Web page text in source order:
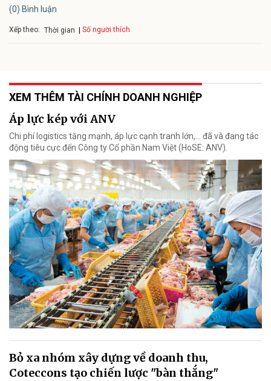
(0) Bình luận
Xếp theo: Thời gian Số người thích
XEM THÊM TÀI CHÍNH DOANH NGHIỆP
Áp lực kép với ANV
Chi phí logistics tăng mạnh, áp lực cạnh tranh lớn,... đã và đang tác
động tiêu cực đến Công ty Cổ phần Nam Việt (HoSE: ANV).
Bỏ xa nhóm xây dựng về doanh thu,
Coteccons tạo chiến lược "bàn thắng"